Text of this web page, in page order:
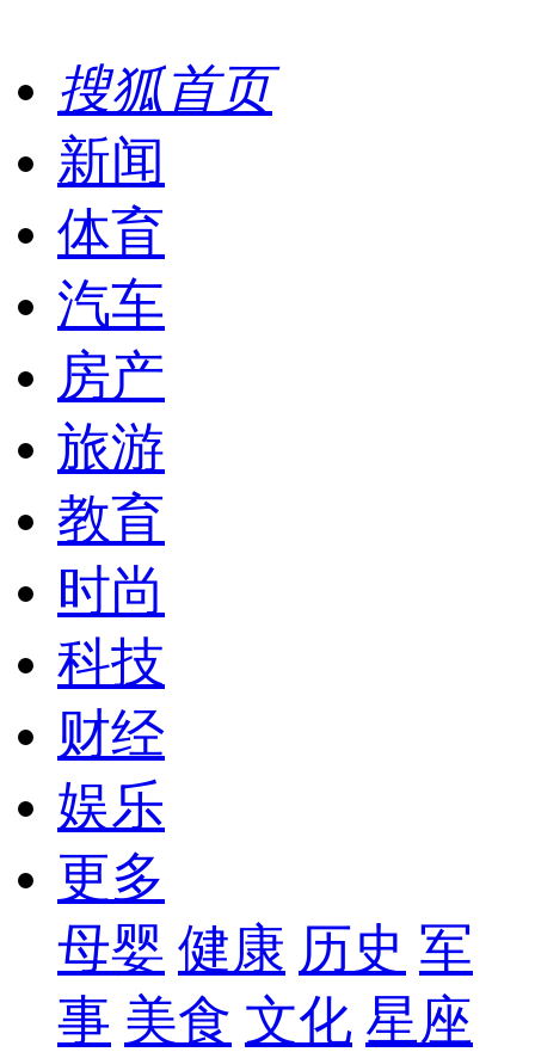
搜狐首页
新闻
体育
汽车
房产
旅游
教育
时尚
科技
财经
娱乐
更多
母婴 健康 历史 军
事 美食 文化 星座